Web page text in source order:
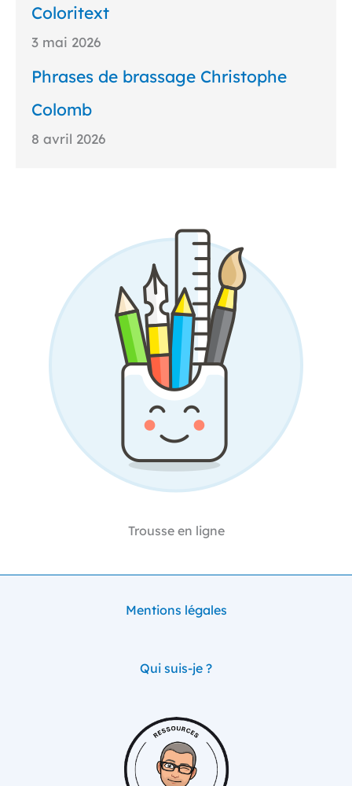
Coloritext
3 mai 2026
Phrases de brassage Christophe
Colomb
8 avril 2026
Trousse en ligne
Mentions légales
Qui suis-je ?